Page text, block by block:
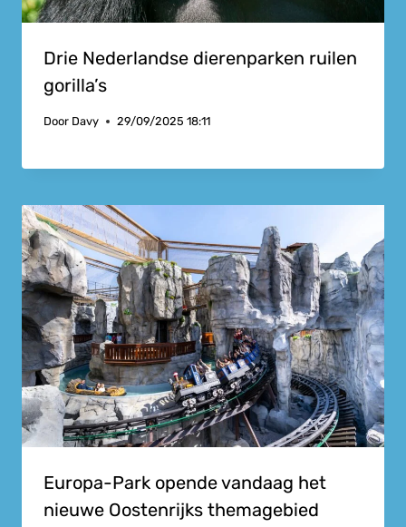
Drie Nederlandse dierenparken ruilen
gorilla’s
Door Davy 29/09/2025 18:11
Europa-Park opende vandaag het
nieuwe Oostenrijks themagebied